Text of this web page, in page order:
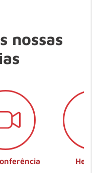
nossas